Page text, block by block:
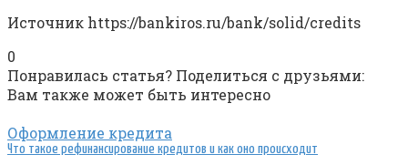
Источник https://bankiros.ru/bank/solid/credits
0
Понравилась статья? Поделиться с друзьями:
Вам также может быть интересно
Оформление кредита
Что такое рефинансирование кредитов и как оно происходит